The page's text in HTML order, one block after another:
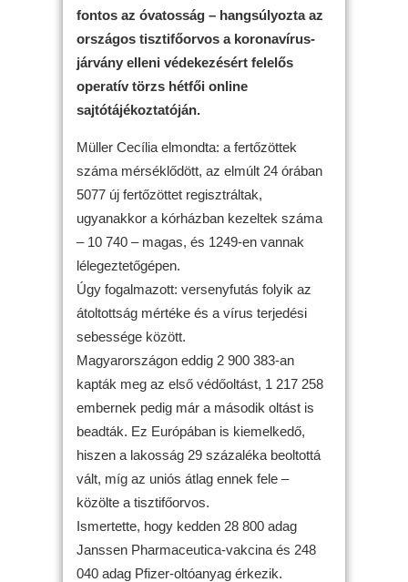
fontos az óvatosság – hangsúlyozta az
országos tisztifőorvos a koronavírus-
járvány elleni védekezésért felelős
operatív törzs hétfői online
sajtótájékoztatóján.
Müller Cecília elmondta: a fertőzöttek
száma mérséklődött, az elmúlt 24 órában
5077 új fertőzöttet regisztráltak,
ugyanakkor a kórházban kezeltek száma
– 10 740 – magas, és 1249-en vannak
lélegeztetőgépen.
Úgy fogalmazott: versenyfutás folyik az
átoltottság mértéke és a vírus terjedési
sebessége között.
Magyarországon eddig 2 900 383-an
kapták meg az első védőoltást, 1 217 258
embernek pedig már a második oltást is
beadták. Ez Európában is kiemelkedő,
hiszen a lakosság 29 százaléka beoltottá
vált, míg az uniós átlag ennek fele –
közölte a tisztifőorvos.
Ismertette, hogy kedden 28 800 adag
Janssen Pharmaceutica-vakcina és 248
040 adag Pfizer-oltóanyag érkezik.